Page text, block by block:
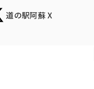
道の駅阿蘇 X